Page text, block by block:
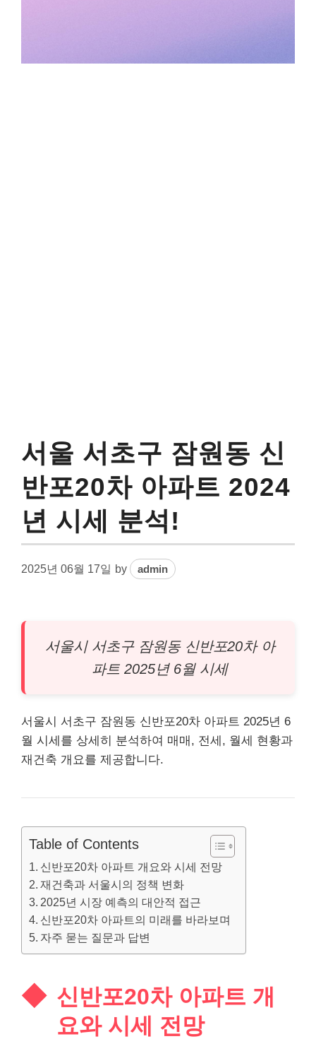
서울 서초구 잠원동 신
반포20차 아파트 2024
년 시세 분석!
2025년 06월 17일 by admin
서울시 서초구 잠원동 신반포20차 아
파트 2025년 6월 시세
서울시 서초구 잠원동 신반포20차 아파트 2025년 6
월 시세를 상세히 분석하여 매매, 전세, 월세 현황과
재건축 개요를 제공합니다.
Table of Contents
신반포20차 아파트 개요와 시세 전망
재건축과 서울시의 정책 변화
2025년 시장 예측의 대안적 접근
신반포20차 아파트의 미래를 바라보며
자주 묻는 질문과 답변
신반포20차 아파트 개
요와 시세 전망